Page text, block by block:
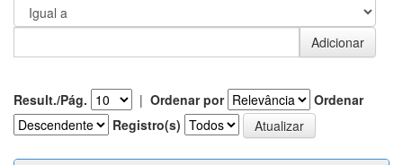
Result./Pág. | Ordenar por
Ordenar
Registro(s)